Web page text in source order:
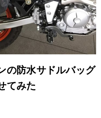
の防水サドルバッグ
てみた